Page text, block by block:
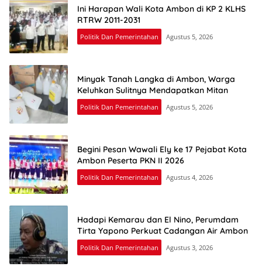
Ini Harapan Wali Kota Ambon di KP 2 KLHS
RTRW 2011-2031
Politik Dan Pemerintahan Agustus 5, 2026
Minyak Tanah Langka di Ambon, Warga
Keluhkan Sulitnya Mendapatkan Mitan
Politik Dan Pemerintahan Agustus 5, 2026
Begini Pesan Wawali Ely ke 17 Pejabat Kota
Ambon Peserta PKN II 2026
Politik Dan Pemerintahan Agustus 4, 2026
Hadapi Kemarau dan El Nino, Perumdam
Tirta Yapono Perkuat Cadangan Air Ambon
Politik Dan Pemerintahan Agustus 3, 2026